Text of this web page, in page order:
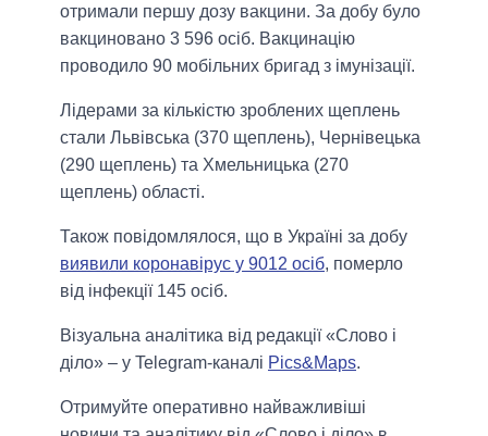
отримали першу дозу вакцини. За добу було
вакциновано 3 596 осіб. Вакцинацію
проводило 90 мобільних бригад з імунізації.
Лідерами за кількістю зроблених щеплень
стали Львівська (370 щеплень), Чернівецька
(290 щеплень) та Хмельницька (270
щеплень) області.
Також повідомлялося, що в Україні за добу
виявили коронавірус у 9012 осіб, померло
від інфекції 145 осіб.
Візуальна аналітика від редакції «Слово і
діло» – у Telegram-каналі Pics&Maps.
Отримуйте оперативно найважливіші